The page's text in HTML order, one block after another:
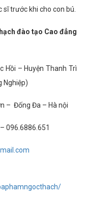
sĩ trước khi cho con bú.
đào tạo Cao đẳng
Hồi – Huyện Thanh Trì
Nghiệp)
– Đống Đa – Hà nội
096.6886.651